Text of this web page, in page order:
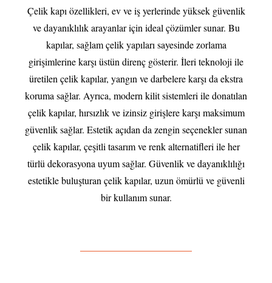
Çelik kapı özellikleri, ev ve iş yerlerinde yüksek güvenlik
ve dayanıklılık arayanlar için ideal çözümler sunar. Bu
kapılar, sağlam çelik yapıları sayesinde zorlama
girişimlerine karşı üstün direnç gösterir. İleri teknoloji ile
üretilen çelik kapılar, yangın ve darbelere karşı da ekstra
koruma sağlar. Ayrıca, modern kilit sistemleri ile donatılan
çelik kapılar, hırsızlık ve izinsiz girişlere karşı maksimum
güvenlik sağlar. Estetik açıdan da zengin seçenekler sunan
çelik kapılar, çeşitli tasarım ve renk alternatifleri ile her
türlü dekorasyona uyum sağlar. Güvenlik ve dayanıklılığı
estetikle buluşturan çelik kapılar, uzun ömürlü ve güvenli
bir kullanım sunar.